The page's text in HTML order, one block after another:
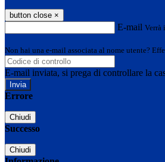
button close ×
E-mail Verrà
Non hai una e-mail associata al nome utente?
E-mail inviata, si prega di controllare la
Errore
Chiudi
Successo
Chiudi